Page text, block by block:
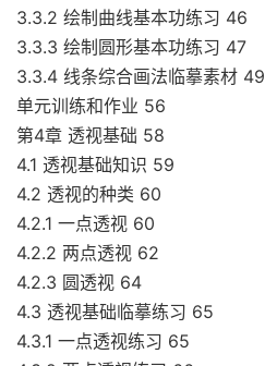
3.3.2 绘制曲线基本功练习 46
3.3.3 绘制圆形基本功练习 47
3.3.4 线条综合画法临摹素材 49
单元训练和作业 56
第4章 透视基础 58
4.1 透视基础知识 59
4.2 透视的种类 60
4.2.1 一点透视 60
4.2.2 两点透视 62
4.2.3 圆透视 64
4.3 透视基础临摹练习 65
4.3.1 一点透视练习 65